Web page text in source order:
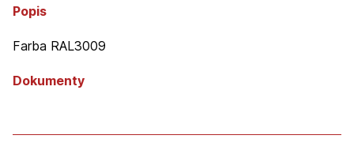
Popis
Farba RAL3009
Dokumenty